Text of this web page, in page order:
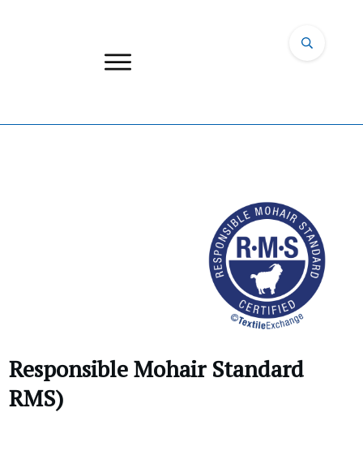
Responsible Mohair Standard
RMS)